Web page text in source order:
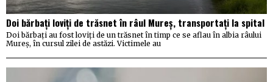
Doi bărbați loviți de trăsnet în râul Mureș, transportați la spital
Doi bărbați au fost loviți de un trăsnet în timp ce se aflau în albia râului
Mureș, în cursul zilei de astăzi. Victimele au